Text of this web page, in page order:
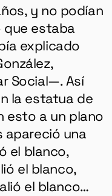
y no podían
que estaba
explicado
Social—. Así
la estatua de
esto a un plano
apareció una
el blanco,
el blanco,
el blanco…